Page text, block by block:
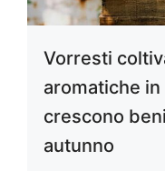
Vorresti
aromatiche in
crescono
autunno